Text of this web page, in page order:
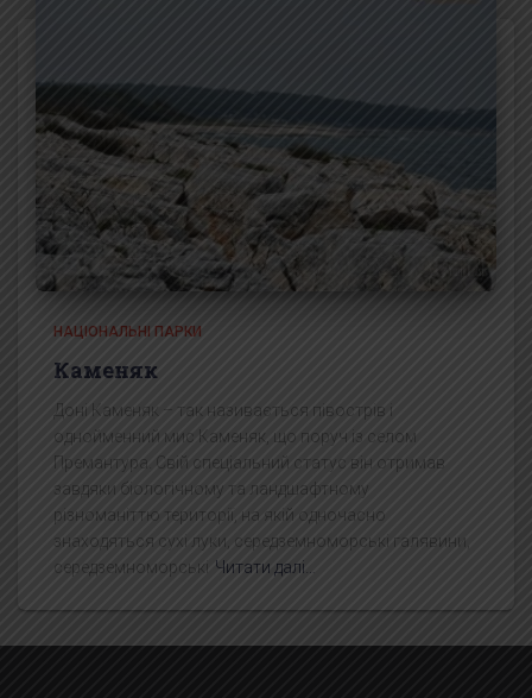
НАЦІОНАЛЬНІ ПАРКИ
Каменяк
Доні Каменяк – так називається півострів і
однойменний мис Каменяк, що поруч із селом
Премантура. Свій спеціальний статус він отримав
завдяки біологічному та ландшафтному
різноманіттю території, на якій одночасно
знаходяться сухі луки, середземноморські галявини,
середземноморські
Читати далі…